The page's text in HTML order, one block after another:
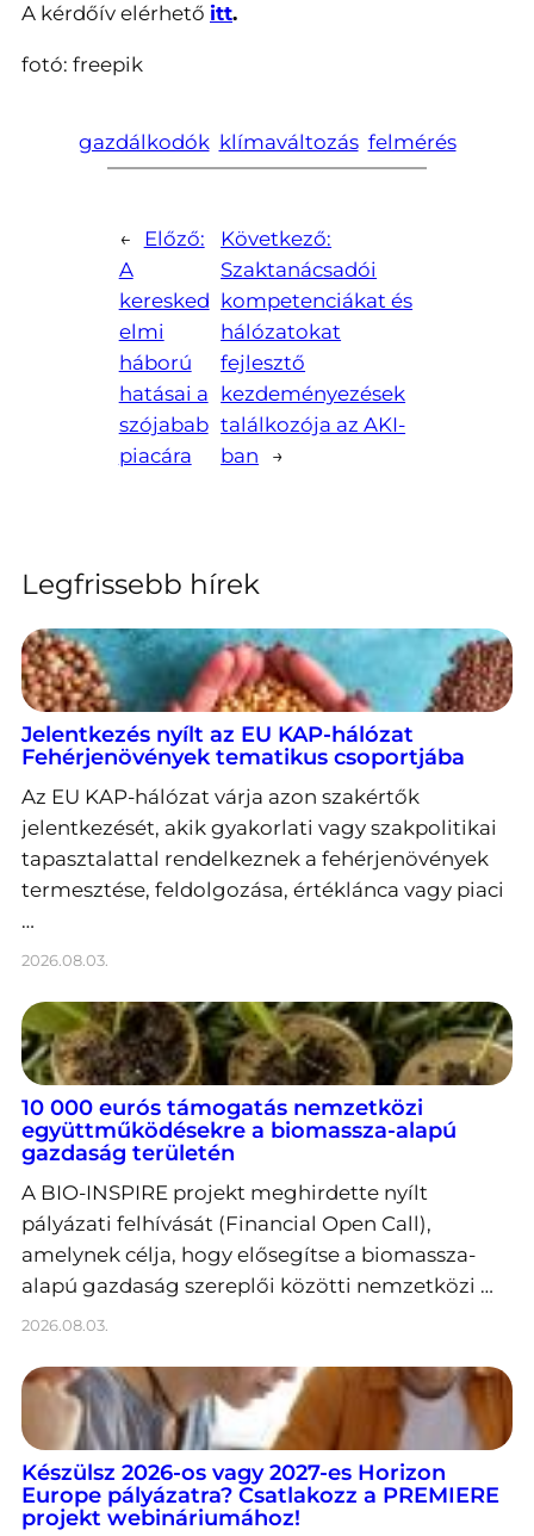
A kérdőív elérhető itt.
fotó: freepik
gazdálkodók klímaváltozás felmérés
←
Előző:
A
keresked
elmi
háború
hatásai a
szójabab
piacára
Következő:
Szaktanácsadói
kompetenciákat és
hálózatokat
fejlesztő
kezdeményezések
találkozója az AKI-
ban
→
Legfrissebb hírek
Jelentkezés nyílt az EU KAP-hálózat
Fehérjenövények tematikus csoportjába
Az EU KAP-hálózat várja azon szakértők
jelentkezését, akik gyakorlati vagy szakpolitikai
tapasztalattal rendelkeznek a fehérjenövények
termesztése, feldolgozása, értéklánca vagy piaci
…
2026.08.03.
10 000 eurós támogatás nemzetközi
együttműködésekre a biomassza-alapú
gazdaság területén
A BIO-INSPIRE projekt meghirdette nyílt
pályázati felhívását (Financial Open Call),
amelynek célja, hogy elősegítse a biomassza-
alapú gazdaság szereplői közötti nemzetközi …
2026.08.03.
Készülsz 2026-os vagy 2027-es Horizon
Europe pályázatra? Csatlakozz a PREMIERE
projekt webináriumához!